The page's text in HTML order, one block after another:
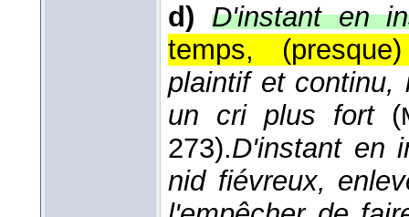
d) D'instant en
temps,
plaintif et continu,
un cri plus fort (
273).D'instant en
nid fiévreux,